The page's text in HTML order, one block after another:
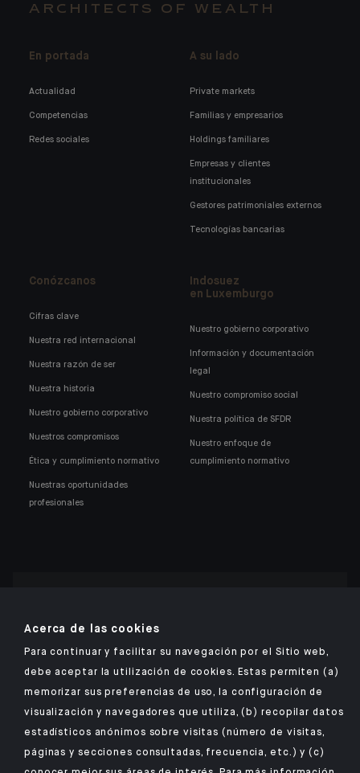
ARCHITECTS OF WEALTH
En portada
Actualidad
Competencias
Redes sociales
A su lado
Private markets
Familias y empresarios
Holdings familiares
Empresas y clientes
institucionales
Gestores patrimoniales externos
Tecnologías bancarias
Conózcanos
Cifras clave
Nuestra red internacional
Nuestra razón de ser
Nuestra historia
Nuestro gobierno corporativo
Nuestros compromisos
Ética y cumplimiento normativo
Nuestras oportunidades
profesionales
Indosuez
en Luxemburgo
Nuestro gobierno corporativo
Información y documentación
legal
Nuestro compromiso social
Nuestra política de SFDR
Nuestro enfoque de
cumplimiento normativo
AVISO LEGAL
DATOS PERSONALES
SEGURIDAD
Acerca de las cookies
Para continuar y facilitar su navegación por el Sitio web,
debe aceptar la utilización de cookies. Estas permiten (a)
memorizar sus preferencias de uso, la configuración de
visualización y navegadores que utiliza, (b) recopilar datos
estadísticos anónimos sobre visitas (número de visitas,
páginas y secciones consultadas, frecuencia, etc.) y (c)